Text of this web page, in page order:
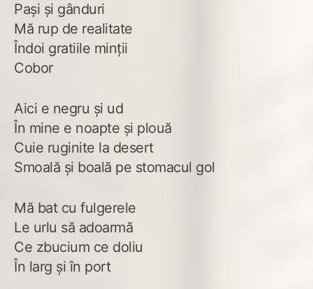
Pași și gânduri
Mă rup de realitate
Îndoi gratiile minții
Cobor
Aici e negru și ud
În mine e noapte și plouă
Cuie ruginite la desert
Smoală și boală pe stomacul gol
Mă bat cu fulgerele
Le urlu să adoarmă
Ce zbucium ce doliu
În larg și în port